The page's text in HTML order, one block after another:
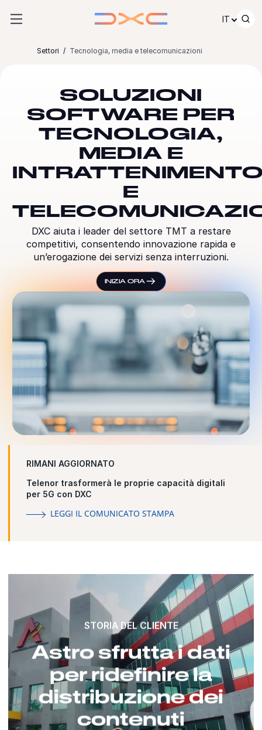
IT
Settori Tecnologia, media e telecomunicazioni
SOLUZIONI
SOFTWARE PER
TECNOLOGIA,
MEDIA E
E
DXC aiuta i leader del settore TMT a restare
competitivi, consentendo innovazione rapida e
un’erogazione dei servizi senza interruzioni.
INIZIA ORA
RIMANI AGGIORNATO
Telenor trasformerà le proprie capacità digitali
per 5G con DXC
LEGGI IL COMUNICATO STAMPA
STORIA DEL CLIENTE
Astro sfrutta i dati
per ridefinire la
distribuzione dei
contenuti